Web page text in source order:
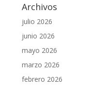
Archivos
julio 2026
junio 2026
mayo 2026
marzo 2026
febrero 2026